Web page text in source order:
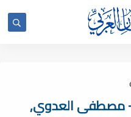
- مصطفى العدوي,